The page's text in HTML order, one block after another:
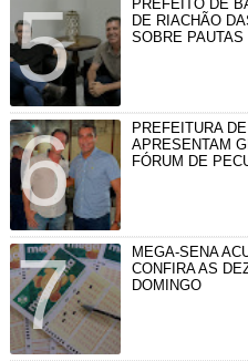
PREFEITO DE
DE RIACHÃO
SOBRE
PREFEITURA
APRESENTAM
FÓRUM DE
MEGA-SENA
CONFIRA AS
DOMINGO